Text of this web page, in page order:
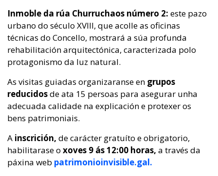
Inmoble da rúa Churruchaos número 2: este pazo
urbano do século XVIII, que acolle as oficinas
técnicas do Concello, mostrará a súa profunda
rehabilitación arquitectónica, caracterizada polo
protagonismo da luz natural.
As visitas guiadas organizaranse en grupos
reducidosde ata 15 persoas para asegurar unha
adecuada calidade na explicación e protexer os
bens patrimoniais.
A inscrición, de carácter gratuíto e obrigatorio,
habilitarase o xoves 9 ás 12:00 horas, a través da
páxina web patrimonioinvisible.gal.